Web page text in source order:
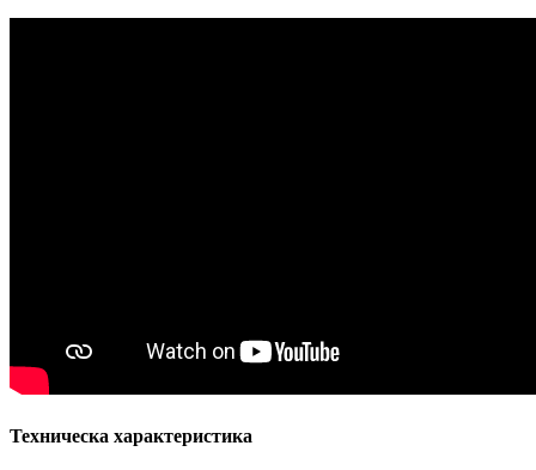
Техническа характеристика